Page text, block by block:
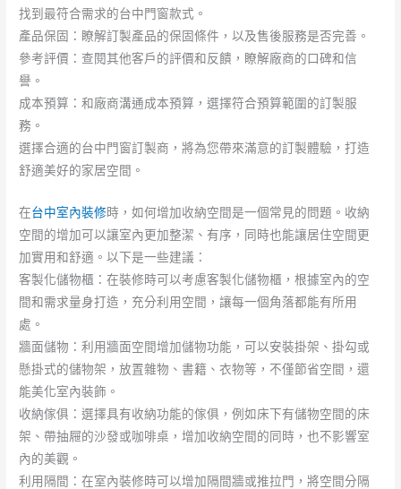
找到最符合需求的台中門窗款式。
產品保固：瞭解訂製產品的保固條件，以及售後服務是否完善。
參考評價：查閱其他客戶的評價和反饋，瞭解廠商的口碑和信
譽。
成本預算：和廠商溝通成本預算，選擇符合預算範圍的訂製服
務。
選擇合適的台中門窗訂製商，將為您帶來滿意的訂製體驗，打造
舒適美好的家居空間。
在台中室內裝修時，如何增加收納空間是一個常見的問題。收納
空間的增加可以讓室內更加整潔、有序，同時也能讓居住空間更
加實用和舒適。以下是一些建議：
客製化儲物櫃：在裝修時可以考慮客製化儲物櫃，根據室內的空
間和需求量身打造，充分利用空間，讓每一個角落都能有所用
處。
牆面儲物：利用牆面空間增加儲物功能，可以安裝掛架、掛勾或
懸掛式的儲物架，放置雜物、書籍、衣物等，不僅節省空間，還
能美化室內裝飾。
收納傢俱：選擇具有收納功能的傢俱，例如床下有儲物空間的床
架、帶抽屜的沙發或咖啡桌，增加收納空間的同時，也不影響室
內的美觀。
利用隔間：在室內裝修時可以增加隔間牆或推拉門，將空間分隔